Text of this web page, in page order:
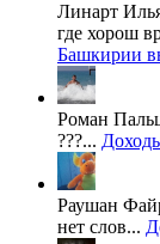
Линарт
где хорош
Башкирии
Роман
???...
Раушан
нет слов...